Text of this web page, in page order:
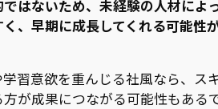
はないため、未経験の人材によ
、早期に成長してくれる可能性
習意欲を重んじる社風なら、ス
が成果につながる可能性もある